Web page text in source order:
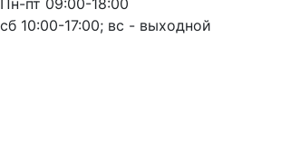
Пн-пт 09:00-18:00
сб 10:00-17:00; вс - выходной